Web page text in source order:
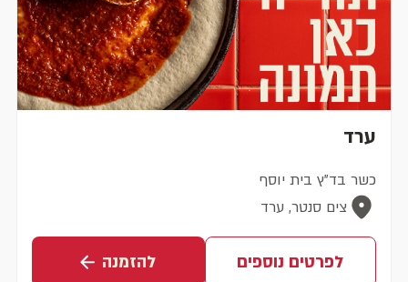
ערד
כשר בד"ץ בית יוסף
צים סנטר, ערד
לפרטים נוספים להזמנה